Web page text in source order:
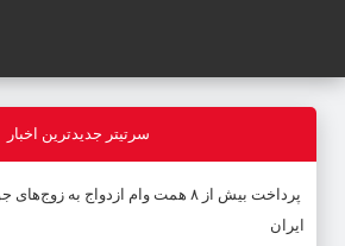
سرتیتر جدیدترین اخبار
پرداخت بیش از ۸ همت وام ازدواج به
ایران